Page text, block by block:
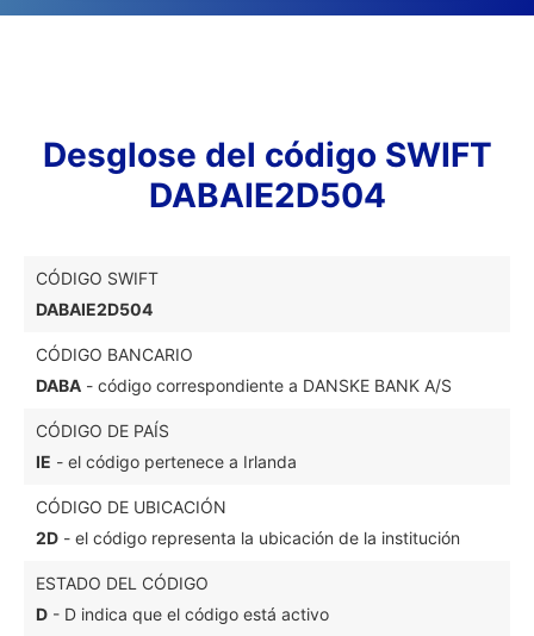
Desglose del código SWIFT
DABAIE2D504
CÓDIGO SWIFT
DABAIE2D504
CÓDIGO BANCARIO
DABA - código correspondiente a DANSKE BANK A/S
CÓDIGO DE PAÍS
IE - el código pertenece a Irlanda
CÓDIGO DE UBICACIÓN
2D - el código representa la ubicación de la institución
ESTADO DEL CÓDIGO
D - D indica que el código está activo